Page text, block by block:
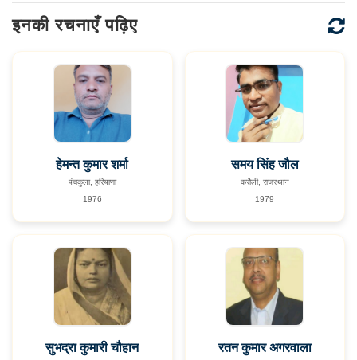
इनकी रचनाएँ पढ़िए
हेमन्त कुमार शर्मा
पंचकुला, हरियाणा
1976
समय सिंह जौल
करौली, राजस्थान
1979
सुभद्रा कुमारी चौहान रतन कुमार अगरवाला